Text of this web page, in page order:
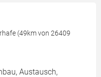
(49km von 26409
Austausch,